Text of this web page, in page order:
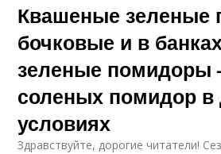
Квашеные зеленые
бочковые и в
зеленые помидоры
соленых помидор
условиях
Здравствуйте, дорогие читатели!